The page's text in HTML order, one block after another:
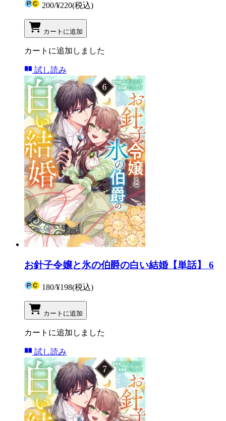
200/¥220(税込)
カートに追加
カートに追加しました
試し読み
お針子令嬢と氷の伯爵の白い結婚【単話】 6
180/¥198(税込)
カートに追加
カートに追加しました
試し読み